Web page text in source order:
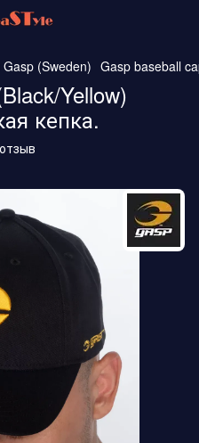
(Sweden) Gasp baseball
Yellow)
кепка.